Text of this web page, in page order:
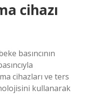
cihazı
basıncının
cihazları ve ters
kullanarak